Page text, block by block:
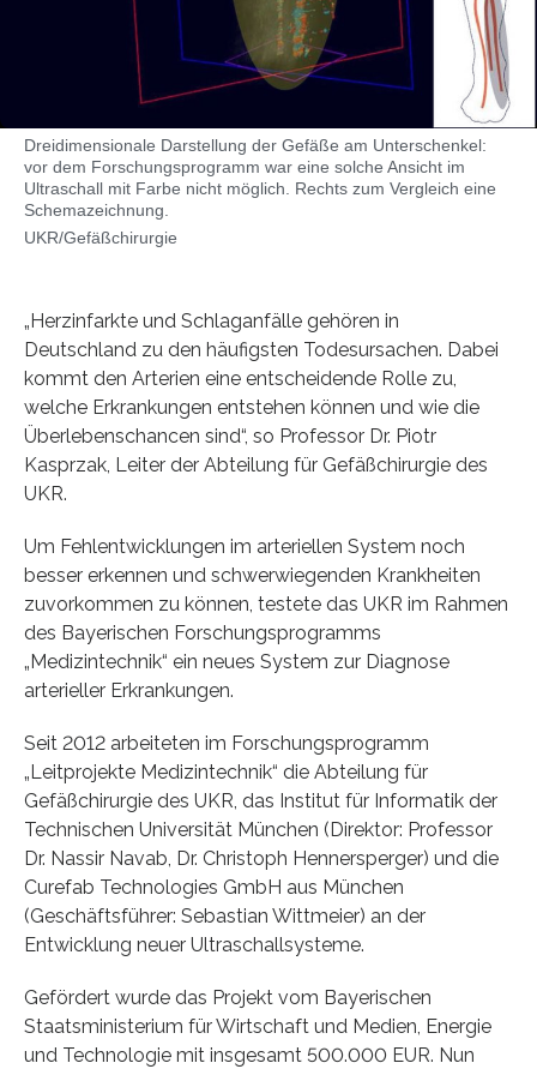
Dreidimensionale Darstellung der Gefäße am Unterschenkel:
vor dem Forschungsprogramm war eine solche Ansicht im
Ultraschall mit Farbe nicht möglich. Rechts zum Vergleich eine
Schemazeichnung.
UKR/Gefäßchirurgie
„Herzinfarkte und Schlaganfälle gehören in
Deutschland zu den häufigsten Todesursachen. Dabei
kommt den Arterien eine entscheidende Rolle zu,
welche Erkrankungen entstehen können und wie die
Überlebenschancen sind“, so Professor Dr. Piotr
Kasprzak, Leiter der Abteilung für Gefäßchirurgie des
UKR.
Um Fehlentwicklungen im arteriellen System noch
besser erkennen und schwerwiegenden Krankheiten
zuvorkommen zu können, testete das UKR im Rahmen
des Bayerischen Forschungsprogramms
„Medizintechnik“ ein neues System zur Diagnose
arterieller Erkrankungen.
Seit 2012 arbeiteten im Forschungsprogramm
„Leitprojekte Medizintechnik“ die Abteilung für
Gefäßchirurgie des UKR, das Institut für Informatik der
Technischen Universität München (Direktor: Professor
Dr. Nassir Navab, Dr. Christoph Hennersperger) und die
Curefab Technologies GmbH aus München
(Geschäftsführer: Sebastian Wittmeier) an der
Entwicklung neuer Ultraschallsysteme.
Gefördert wurde das Projekt vom Bayerischen
Staatsministerium für Wirtschaft und Medien, Energie
und Technologie mit insgesamt 500.000 EUR. Nun